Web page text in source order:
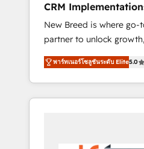
deployment of Breeze
to automate growth. 🏆 Elite Excellence - 8
platform accreditations
compliance expertise. - A team of 250+
experts dedicated to
CRM
+ Web, Demand Gen
New Breed is where
partner to unlock
transformation. We help
HubSpot’s AI-powered
and operationalize
Marketing framework
พาร์ทเนอร์โซลูชันระดับ Elite5.0